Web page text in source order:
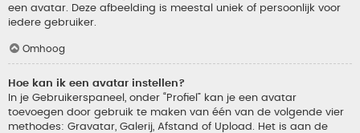
een avatar. Deze afbeelding is meestal uniek of persoonlijk voor
iedere gebruiker.
Omhoog
Hoe kan ik een avatar instellen?
In je Gebruikerspaneel, onder “Profiel” kan je een avatar
toevoegen door gebruik te maken van één van de volgende vier
methodes: Gravatar, Galerij, Afstand of Upload. Het is aan de